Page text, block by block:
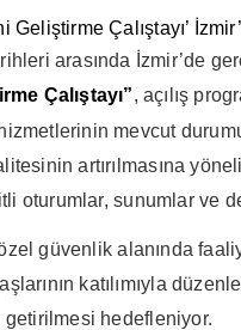
arasında İzmir’de
Çalıştayı”, açılış
mevcut
artırılmasına
oturumlar, sunumlar ve
güvenlik alanında
katılımıyla
hedefleniyor.